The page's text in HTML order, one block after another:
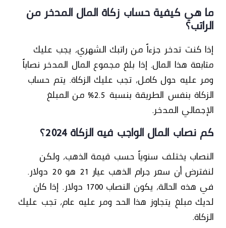
ما هي كيفية حساب زكاة المال المدخر من
الراتب؟
إذا كنت تدخر جزءاً من راتبك الشهري، يجب عليك
متابعة هذا المال. إذا بلغ مجموع المال المدخر نصاباً
ومر عليه حول كامل، تجب عليك الزكاة. يتم حساب
الزكاة بنفس الطريقة بنسبة 2.5% من المبلغ
الإجمالي المدخر.
كم نصاب المال الواجب فيه الزكاة 2024؟
النصاب يختلف سنوياً حسب قيمة الذهب، ولكن
لنفترض أن سعر جرام الذهب عيار 21 هو 20 دولار.
في هذه الحالة، يكون النصاب 1700 دولار. إذا كان
لديك مبلغ يتجاوز هذا الحد ومر عليه عام، تجب عليك
الزكاة.